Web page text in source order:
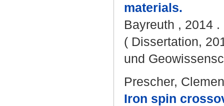
materials.
Bayreuth , 2014 .
( Dissertation,
und
Prescher,
Iron spin